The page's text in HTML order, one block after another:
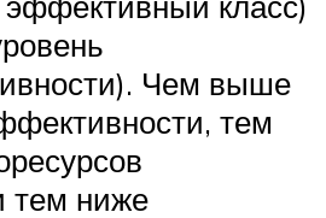
Чем выше
тем
тем ниже